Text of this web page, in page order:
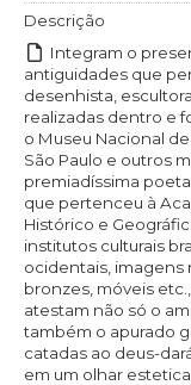
Descrição
Integram o
antiguidades que
desenhista,
realizadas dentro e
o Museu Nacional
São Paulo e outros
premiadíssima
que pertenceu à
Histórico e
institutos culturais
ocidentais, imagens
bronzes, móveis
atestam não só o
também o apurado
catadas ao deus-
em um olhar